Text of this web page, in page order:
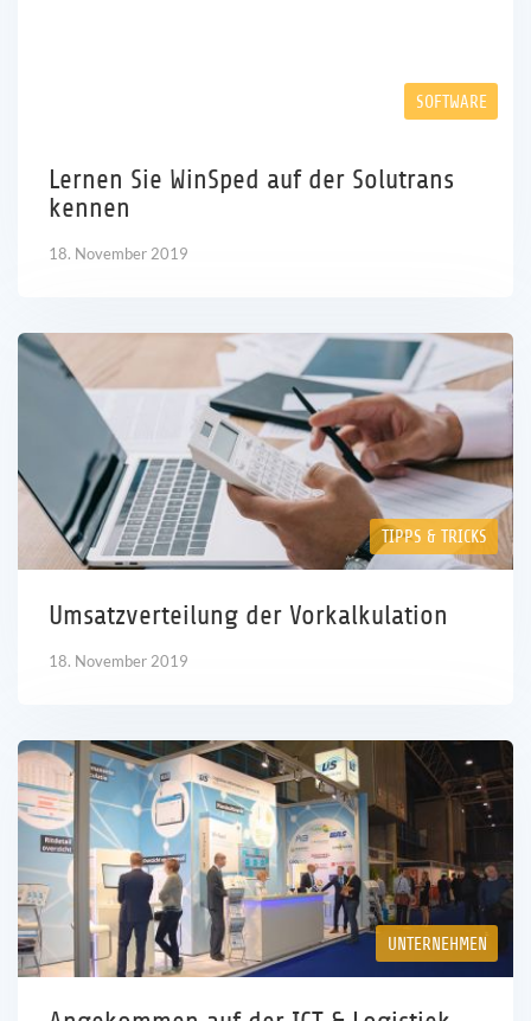
SOFTWARE
Lernen Sie WinSped auf der Solutrans
kennen
18. November 2019
TIPPS & TRICKS
Umsatzverteilung der Vorkalkulation
18. November 2019
UNTERNEHMEN